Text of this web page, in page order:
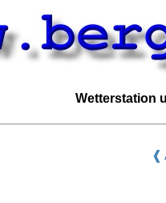
Wetterstation
❰